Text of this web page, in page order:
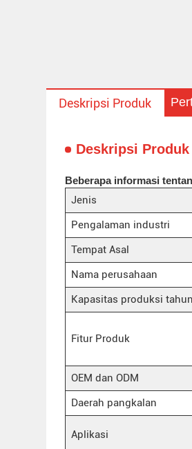
Deskripsi Produk
Deskripsi Produk
Beberapa informasi
Jenis
Pengalaman industri
Tempat Asal
Nama perusahaan
Kapasitas produksi
Fitur Produk
OEM dan ODM
Daerah pangkalan
Aplikasi